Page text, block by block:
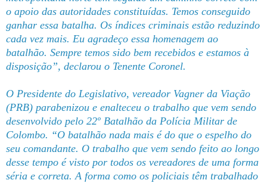
o apoio das autoridades constituídas. Temos conseguido
ganhar essa batalha. Os índices criminais estão reduzindo
cada vez mais. Eu agradeço essa homenagem ao
batalhão. Sempre temos sido bem recebidos e estamos à
disposição”, declarou o Tenente Coronel.
O Presidente do Legislativo, vereador Vagner da Viação
(PRB) parabenizou e enalteceu o trabalho que vem sendo
desenvolvido pelo 22º Batalhão da Polícia Militar de
Colombo. “O batalhão nada mais é do que o espelho do
seu comandante. O trabalho que vem sendo feito ao longo
desse tempo é visto por todos os vereadores de uma forma
séria e correta. A forma como os policiais têm trabalhado